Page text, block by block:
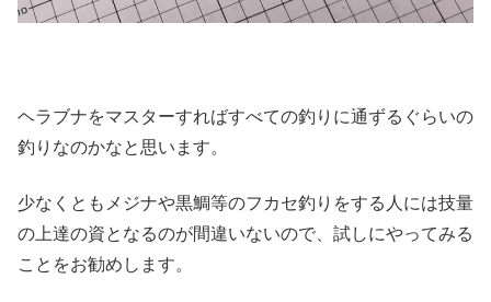
ヘラブナをマスターすればすべての釣りに通ずるぐらいの
釣りなのかなと思います。
少なくともメジナや黒鯛等のフカセ釣りをする人には技量
の上達の資となるのが間違いないので、試しにやってみる
ことをお勧めします。